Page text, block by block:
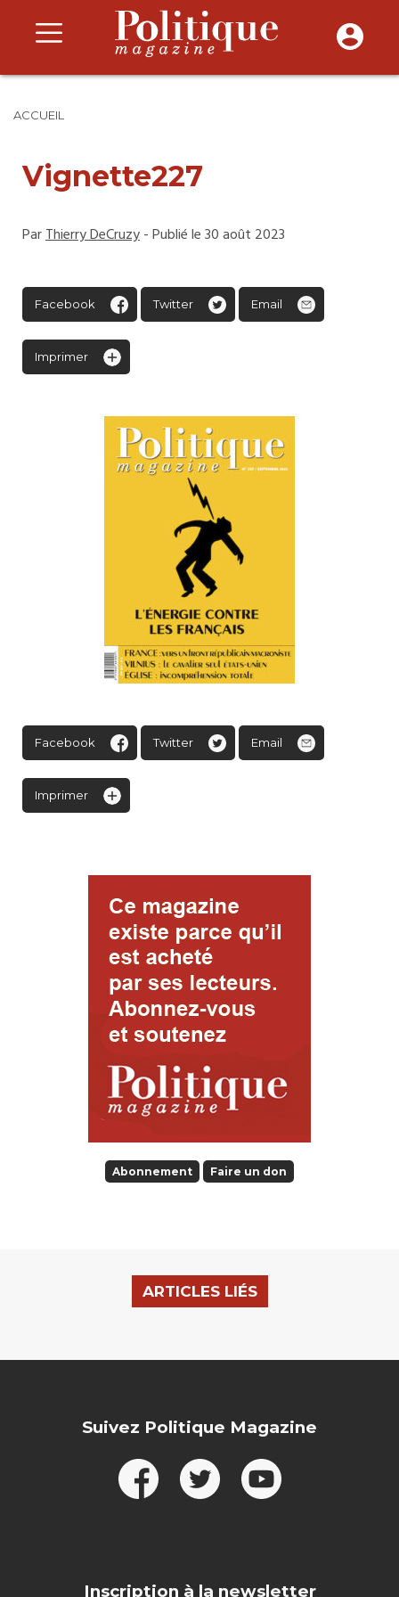
ACCUEIL
Vignette227
ParThierry DeCruzy- Publié le 30 août 2023
Facebook Twitter Email
Imprimer
Facebook Twitter Email
Imprimer
Abonnement Faire un don
ARTICLES LIÉS
Suivez Politique Magazine
Inscription à la newsletter